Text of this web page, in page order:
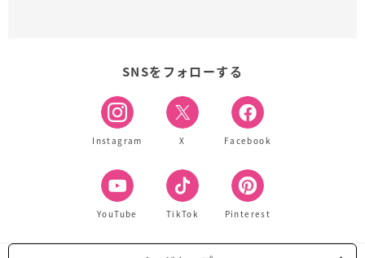
SNSをフォローする
Instagram X Facebook
YouTube TikTok Pinterest